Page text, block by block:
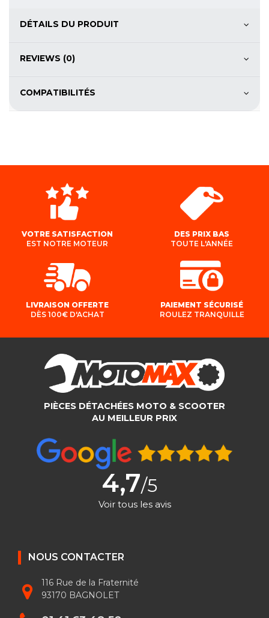
DÉTAILS DU PRODUIT
REVIEWS (0)
COMPATIBILITÉS
VOTRE SATISFACTION
EST NOTRE MOTEUR
DES PRIX BAS
TOUTE L'ANNÉE
LIVRAISON OFFERTE
DÈS 100€ D'ACHAT
PAIEMENT SÉCURISÉ
ROULEZ TRANQUILLE
PIÈCES DÉTACHÉES MOTO & SCOOTER
AU MEILLEUR PRIX
4,7/5
Voir tous les avis
NOUS CONTACTER
116 Rue de la Fraternité
93170 BAGNOLET